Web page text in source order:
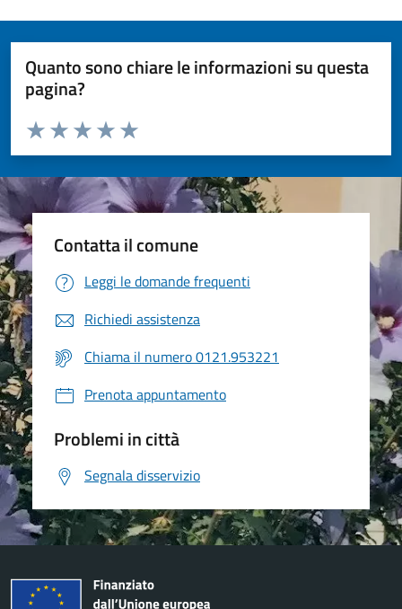
Quanto sono chiare le informazioni su questa
pagina?
Valuta da 1 a 5 stelle la pagina
Valuta 5 stelle su 5
Valuta 4 stelle su 5
Valuta 3 stelle su 5
Valuta 2 stelle su 5
Valuta 1 stelle su 5
Contatta il comune
Leggi le domande frequenti
Richiedi assistenza
Chiama il numero 0121.953221
Prenota appuntamento
Problemi in città
Segnala disservizio